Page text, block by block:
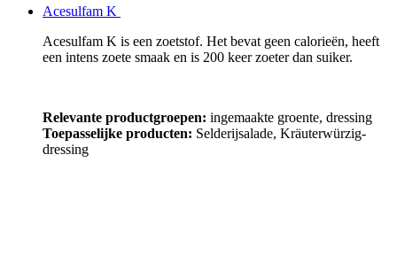
Acesulfam K
Acesulfam K is een zoetstof. Het bevat geen calorieën, heeft
een intens zoete smaak en is 200 keer zoeter dan suiker.
Relevante productgroepen: ingemaakte groente, dressing
Toepasselijke producten: Selderijsalade, Kräuterwürzig-
dressing